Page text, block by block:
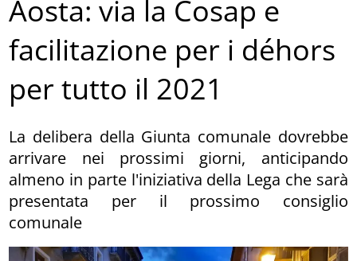
Aosta: via la Cosap e
facilitazione per i déhors
per tutto il 2021
La delibera della Giunta comunale dovrebbe
arrivare nei prossimi giorni, anticipando
almeno in parte l'iniziativa della Lega che sarà
presentata per il prossimo consiglio
comunale